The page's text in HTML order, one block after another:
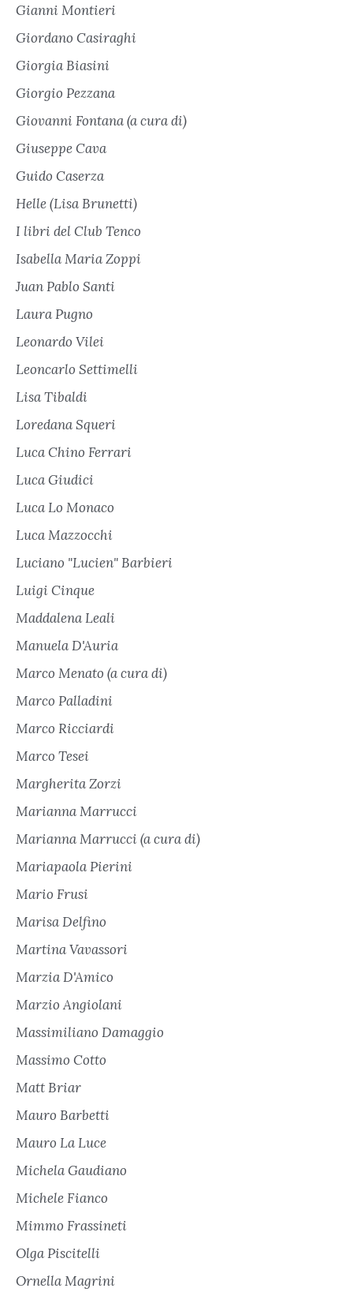
Gianni Montieri
Giordano Casiraghi
Giorgia Biasini
Giorgio Pezzana
Giovanni Fontana (a cura di)
Giuseppe Cava
Guido Caserza
Helle (Lisa Brunetti)
I libri del Club Tenco
Isabella Maria Zoppi
Juan Pablo Santi
Laura Pugno
Leonardo Vilei
Leoncarlo Settimelli
Lisa Tibaldi
Loredana Squeri
Luca Chino Ferrari
Luca Giudici
Luca Lo Monaco
Luca Mazzocchi
Luciano "Lucien" Barbieri
Luigi Cinque
Maddalena Leali
Manuela D'Auria
Marco Menato (a cura di)
Marco Palladini
Marco Ricciardi
Marco Tesei
Margherita Zorzi
Marianna Marrucci
Marianna Marrucci (a cura di)
Mariapaola Pierini
Mario Frusi
Marisa Delfino
Martina Vavassori
Marzia D'Amico
Marzio Angiolani
Massimiliano Damaggio
Massimo Cotto
Matt Briar
Mauro Barbetti
Mauro La Luce
Michela Gaudiano
Michele Fianco
Mimmo Frassineti
Olga Piscitelli
Ornella Magrini